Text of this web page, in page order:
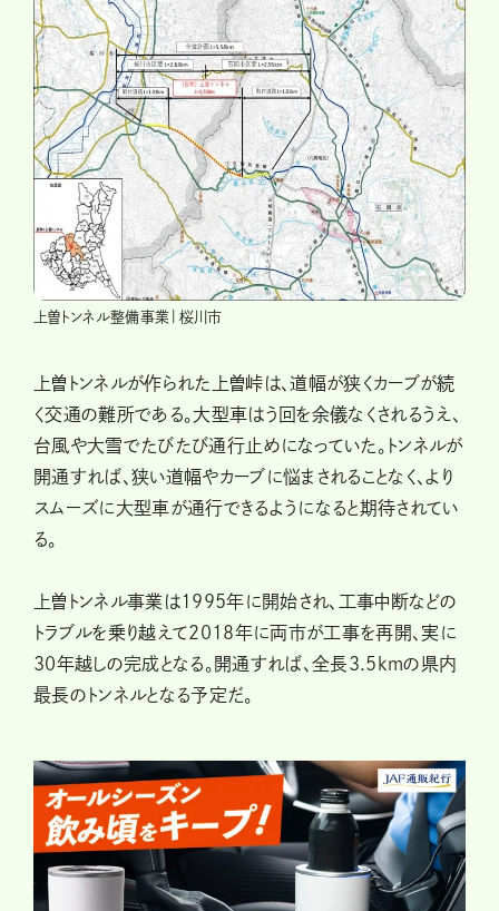
上曽トンネル整備事業|桜川市
上曽トンネルが作られた上曽峠は、道幅が狭くカーブが続
く交通の難所である。大型車はう回を余儀なくされるうえ、
台風や大雪でたびたび通行止めになっていた。トンネルが
開通すれば、狭い道幅やカーブに悩まされることなく、より
スムーズに大型車が通行できるようになると期待されてい
る。
上曽トンネル事業は1995年に開始され、工事中断などの
トラブルを乗り越えて2018年に両市が工事を再開、実に
30年越しの完成となる。開通すれば、全長3.5kmの県内
最長のトンネルとなる予定だ。